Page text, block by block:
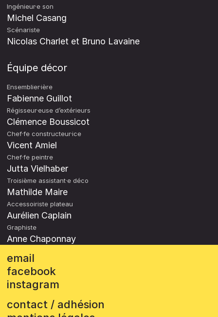
Ingénieur·e son
Michel Casang
Scénariste
Nicolas Charlet et Bruno Lavaine
Équipe décor
Ensemblier·ière
Fabienne Guillot
Régisseur·euse d’extérieurs
Clémence Boussicot
Chef·fe constructeur·ice
Vicent Amiel
Chef·fe peintre
Jutta Vielhaber
Troisième assistant·e déco
Mathilde Maire
Accessoiriste plateau
Aurélien Caplain
Graphiste
Anne Chaponnay
email
facebook
instagram
contact / adhésion